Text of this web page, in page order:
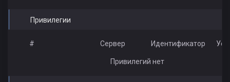
Привилегии
# Сервер Идентификатор
Привилегий нет